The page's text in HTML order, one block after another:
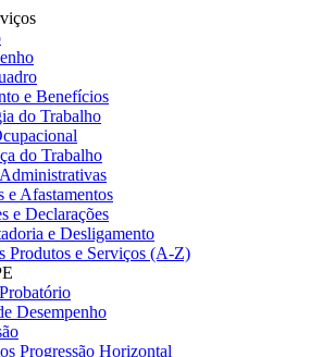
e Benefícios
do Trabalho
do Trabalho
e Afastamentos
e Declarações
e Desligamento
Produtos e Serviços (A-Z)
Desempenho
Progressão Horizontal